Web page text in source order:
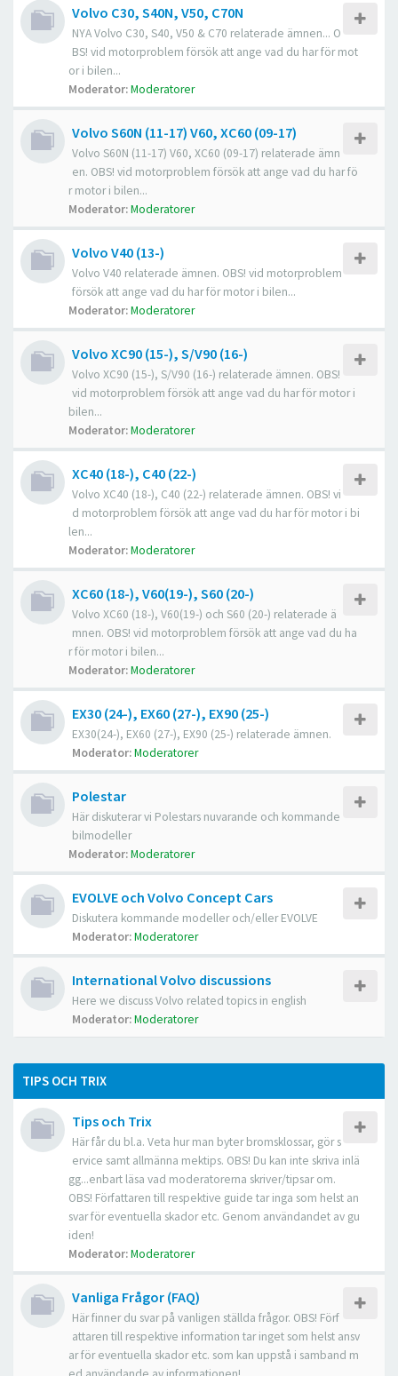
Volvo C30, S40N, V50, C70N
NYA Volvo C30, S40, V50 & C70 relaterade ämnen... O
BS! vid motorproblem försök att ange vad du har för mot
or i bilen...
Moderator:Moderatorer
Volvo S60N (11-17) V60, XC60 (09-17)
Volvo S60N (11-17) V60, XC60 (09-17) relaterade ämn
en. OBS! vid motorproblem försök att ange vad du har fö
r motor i bilen...
Moderator:Moderatorer
Volvo V40 (13-)
Volvo V40 relaterade ämnen. OBS! vid motorproblem
försök att ange vad du har för motor i bilen...
Moderator:Moderatorer
Volvo XC90 (15-), S/V90 (16-)
Volvo XC90 (15-), S/V90 (16-) relaterade ämnen. OBS!
vid motorproblem försök att ange vad du har för motor i
bilen...
Moderator:Moderatorer
XC40 (18-), C40 (22-)
Volvo XC40 (18-), C40 (22-) relaterade ämnen. OBS! vi
d motorproblem försök att ange vad du har för motor i bi
len...
Moderator:Moderatorer
XC60 (18-), V60(19-), S60 (20-)
Volvo XC60 (18-), V60(19-) och S60 (20-) relaterade ä
mnen. OBS! vid motorproblem försök att ange vad du ha
r för motor i bilen...
Moderator:Moderatorer
EX30 (24-), EX60 (27-), EX90 (25-)
EX30(24-), EX60 (27-), EX90 (25-) relaterade ämnen.
Moderator:Moderatorer
Polestar
Här diskuterar vi Polestars nuvarande och kommande
bilmodeller
Moderator:Moderatorer
EVOLVE och Volvo Concept Cars
Diskutera kommande modeller och/eller EVOLVE
Moderator:Moderatorer
International Volvo discussions
Here we discuss Volvo related topics in english
Moderator:Moderatorer
TIPS OCH TRIX
Tips och Trix
Här får du bl.a. Veta hur man byter bromsklossar, gör s
ervice samt allmänna mektips. OBS! Du kan inte skriva inlä
gg...enbart läsa vad moderatorerna skriver/tipsar om.
OBS! Författaren till respektive guide tar inga som helst an
svar för eventuella skador etc. Genom användandet av gu
iden!
Moderator:Moderatorer
Vanliga Frågor (FAQ)
Här finner du svar på vanligen ställda frågor. OBS! Förf
attaren till respektive information tar inget som helst ansv
ar för eventuella skador etc. som kan uppstå i samband m